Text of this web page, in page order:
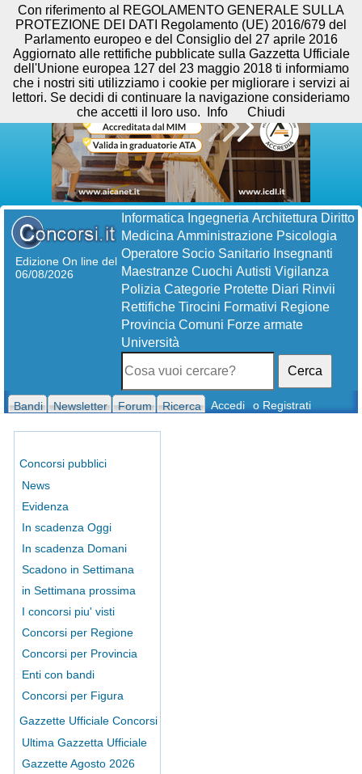
Edizione On line del
06/08/2026
Informatica Ingegneria Architettura Diritto
Medicina Amministrazione Psicologia
Operatore Socio Sanitario Insegnanti
Maestranze Cuochi Autisti Vigilanza
Polizia Categorie Protette Diari Rinvii
Rettifiche Tirocini Formativi Regione
Provincia Comuni Forze armate
Università
Cerca
Bandi Newsletter Forum Ricerca Accedi o Registrati
Concorsi pubblici
News
Evidenza
In scadenza Oggi
In scadenza Domani
Scadono in Settimana
in Settimana prossima
I concorsi piu' visti
Concorsi per Regione
Concorsi per Provincia
Enti con bandi
Concorsi per Figura
Gazzette Ufficiale Concorsi
Ultima Gazzetta Ufficiale
Gazzette Agosto 2026
Con riferimento al REGOLAMENTO GENERALE SULLA
PROTEZIONE DEI DATI Regolamento (UE) 2016/679 del
Parlamento europeo e del Consiglio del 27 aprile 2016
Aggiornato alle rettifiche pubblicate sulla Gazzetta Ufficiale
dell'Unione europea 127 del 23 maggio 2018 ti informiamo
che i nostri siti utilizziamo i cookie per migliorare i servizi ai
lettori. Se decidi di continuare la navigazione consideriamo
che accetti il loro uso.
Info Chiudi